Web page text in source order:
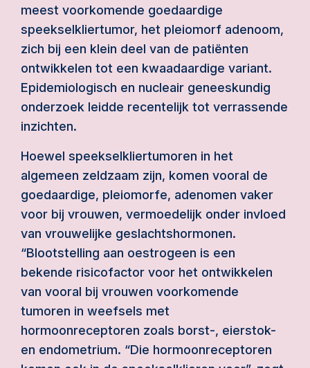
meest voorkomende goedaardige
speekselkliertumor, het pleiomorf adenoom,
zich bij een klein deel van de patiënten
ontwikkelen tot een kwaadaardige variant.
Epidemiologisch en nucleair geneeskundig
onderzoek leidde recentelijk tot verrassende
inzichten.
Hoewel speekselkliertumoren in het
algemeen zeldzaam zijn, komen vooral de
goedaardige, pleiomorfe, adenomen vaker
voor bij vrouwen, vermoedelijk onder invloed
van vrouwelijke geslachtshormonen.
“Blootstelling aan oestrogeen is een
bekende risicofactor voor het ontwikkelen
van vooral bij vrouwen voorkomende
tumoren in weefsels met
hormoonreceptoren zoals borst-, eierstok-
en endometrium. “Die hormoonreceptoren